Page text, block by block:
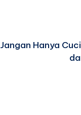
Jangan Hanya